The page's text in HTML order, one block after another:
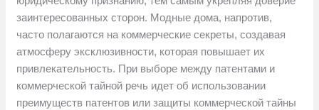
заинтересованных сторон. Модные дома, напротив,
часто полагаются на коммерческие секреты, создавая
атмосферу эксклюзивности, которая повышает их
привлекательность. При выборе между патентами и
коммерческой тайной речь идет об использовании
преимуществ патентов или защиты коммерческой тайны